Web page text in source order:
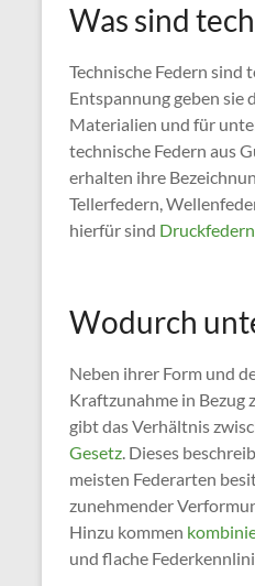
Was sind
Technische Federn sind
Entspannung geben sie
Materialien und für
technische Federn aus
erhalten ihre
Tellerfedern,
hierfür sind Druckfedern
Wodurch
Neben ihrer Form und
Kraftzunahme in Bezug
gibt das Verhältnis
Gesetz. Dieses
meisten Federarten
zunehmender
Hinzu kommen
und flache